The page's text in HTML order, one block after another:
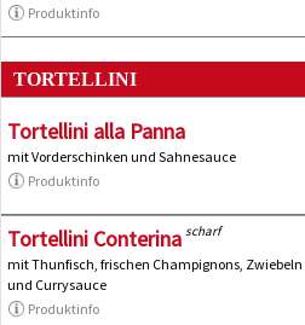
Produktinfo
TORTELLINI
Tortellini alla Panna
mit Vorderschinken und Sahnesauce
Produktinfo
Tortellini Conterina scharf
mit Thunfisch, frischen Champignons, Zwiebeln
und Currysauce
Produktinfo